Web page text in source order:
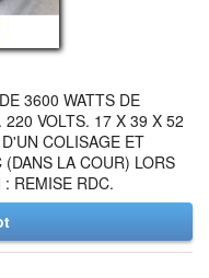
3600 WATTS DE
VOLTS. 17 X 39 X 52
COLISAGE ET
LA COUR) LORS
REMISE RDC.